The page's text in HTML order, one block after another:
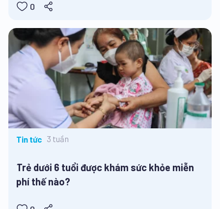
0
Tin tức 3 tuần
Trẻ dưới 6 tuổi được khám sức khỏe miễn
phí thế nào?